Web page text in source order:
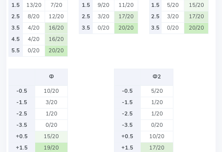
1.5
13/20
7/20
2.5
8/20
12/20
3.5
4/20
16/20
4.5
4/20
16/20
5.5
0/20 20/20
1.5
9/20
11/20
2.5
3/20
17/20
3.5
0/20 20/20
1.5
5/20
15/20
2.5
3/20
17/20
3.5
0/20 20/20
Ф
-0.5
10/20
-1.5
3/20
-2.5
1/20
-3.5
0/20
+0.5
15/20
+1.5
19/20
Ф2
-0.5
5/20
-1.5
1/20
-2.5
1/20
-3.5
0/20
+0.5
10/20
+1.5
17/20